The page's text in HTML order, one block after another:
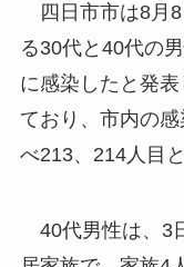
四日市市は8月8
る30代と40代の
に感染したと発
ており、市内の
べ213、214人目と
40代男性は、3